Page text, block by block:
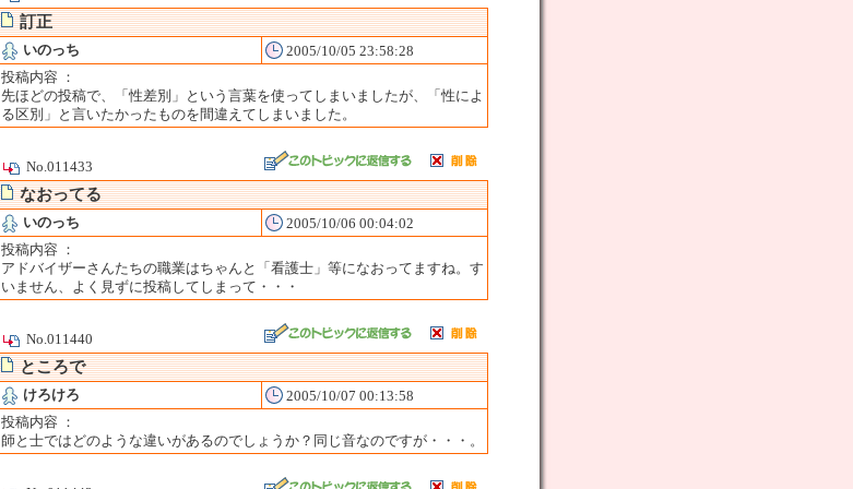
訂正
いのっち
2005/10/05 23:58:28
投稿内容 ：
先ほどの投稿で、「性差別」という言葉を使ってしまいましたが、「性によ
る区別」と言いたかったものを間違えてしまいました。
No.011433
なおってる
いのっち
2005/10/06 00:04:02
投稿内容 ：
アドバイザーさんたちの職業はちゃんと「看護士」等になおってますね。す
いません、よく見ずに投稿してしまって・・・
No.011440
ところで
けろけろ
2005/10/07 00:13:58
投稿内容 ：
師と士ではどのような違いがあるのでしょうか？同じ音なのですが・・・。